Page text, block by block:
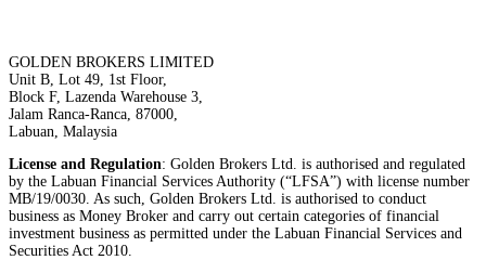
GOLDEN BROKERS LIMITED
Unit B, Lot 49, 1st Floor,
Block F, Lazenda Warehouse 3,
Jalam Ranca-Ranca, 87000,
Labuan, Malaysia
License and Regulation: Golden Brokers Ltd. is authorised and regulated
by the Labuan Financial Services Authority (“LFSA”) with license number
MB/19/0030. As such, Golden Brokers Ltd. is authorised to conduct
business as Money Broker and carry out certain categories of financial
investment business as permitted under the Labuan Financial Services and
Securities Act 2010.